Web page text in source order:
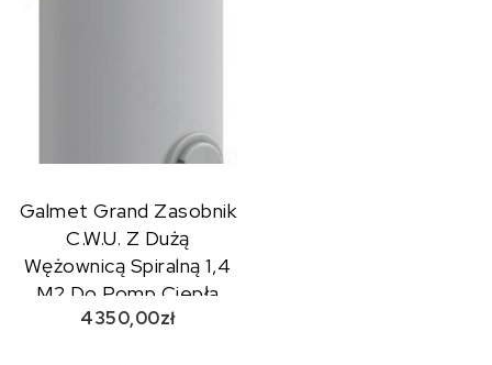
Galmet Grand Zasobnik
C.W.U. Z Dużą
Wężownicą Spiralną 1,4
M2 Do Pomp Ciepła
160 L Poliuretan Skay
4350,00zł